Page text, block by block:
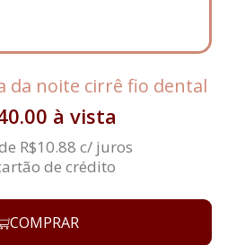
da noite cirrê fio dental
à vista
R$10.88 c/ juros
de crédito
COMPRAR